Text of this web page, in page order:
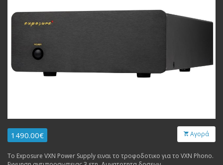
1490.00€ Αγορά
Το Exposure VXN Power Supply ειναι το τροφοδοτικο για το VXN Phono.